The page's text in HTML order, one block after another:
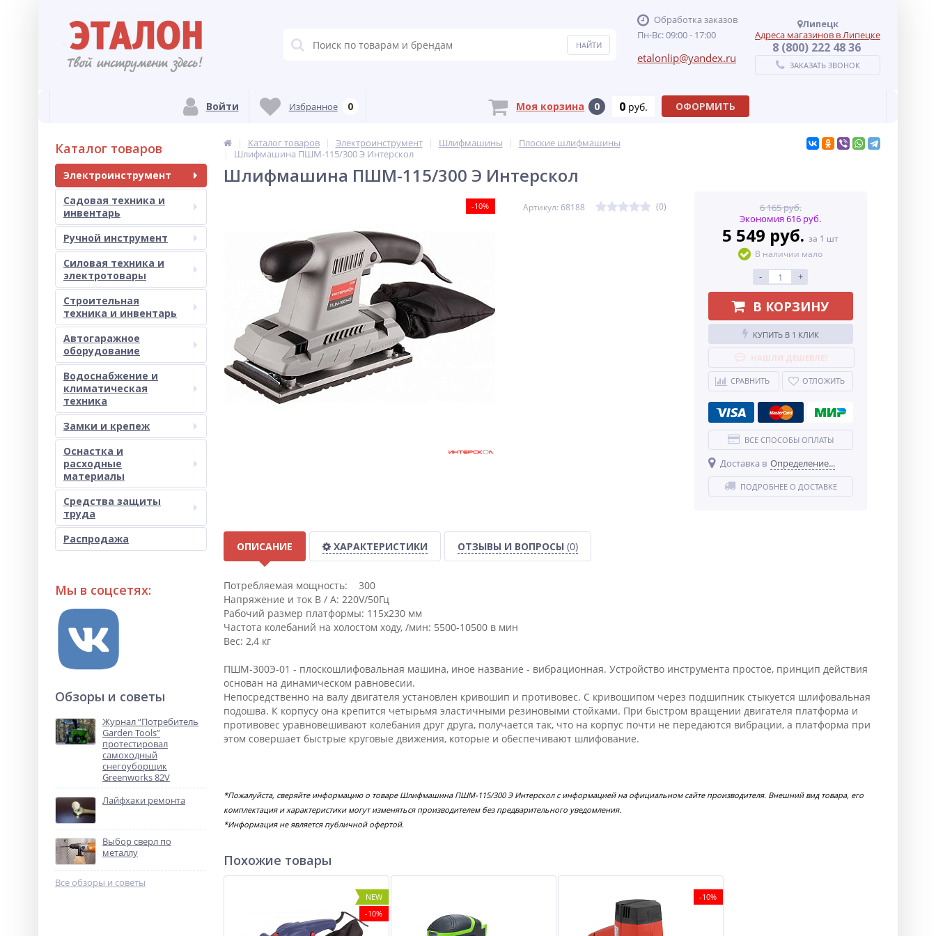
Обработка заказов
Пн-Вс: 09:00 - 17:00
etalonlip@yandex.ru
Липецк
Адреса магазинов в Липецке
8 (800) 222 48 36
ЗАКАЗАТЬ ЗВОНОК
Войти Избранное 0 Моя корзина 0 0 руб. ОФОРМИТЬ
Каталог товаров
Электроинструмент
Садовая техника и
инвентарь
Ручной инструмент
Силовая техника и
электротовары
Строительная
техника и инвентарь
Автогаражное
оборудование
Водоснабжение и
климатическая
техника
Замки и крепеж
Оснастка и
расходные
материалы
Средства защиты
труда
Распродажа
Мы в соцсетях:
Обзоры и советы
Журнал “Потребитель
Garden Tools”
протестировал
самоходный
снегоуборщик
Greenworks 82V
Лайфхаки ремонта
Выбор сверл по
металлу
Все обзоры и советы
Каталог товаров Электроинструмент Шлифмашины
Плоские шлифмашины
Шлифмашина ПШМ-115/300 Э Интерскол
Шлифмашина ПШМ-115/300 Э Интерскол
-10% Артикул: 68188 (0)
6 165 руб.
Экономия 616 руб.
5 549 руб.за 1 шт
В наличии мало
- +
В КОРЗИНУ
КУПИТЬ В 1 КЛИК
НАШЛИ ДЕШЕВЛЕ?
СРАВНИТЬ ОТЛОЖИТЬ
ВСЕ СПОСОБЫ ОПЛАТЫ
Доставка в Определение...
ПОДРОБНЕЕ О ДОСТАВКЕ
ОПИСАНИЕ ХАРАКТЕРИСТИКИ ОТЗЫВЫ И ВОПРОСЫ (0)
Потребляемая мощность: 300
Напряжение и ток В / А: 220V/50Гц
Рабочий размер платформы: 115х230 мм
Частота колебаний на холостом ходу, /мин: 5500-10500 в мин
Вес: 2,4 кг
ПШМ-300Э-01 - плоскошлифовальная машина, иное название - вибрационная. Устройство инструмента простое, принцип действия
основан на динамическом равновесии.
Непосредственно на валу двигателя установлен кривошип и противовес. С кривошипом через подшипник стыкуется шлифовальная
подошва. К корпусу она крепится четырьмя эластичными резиновыми стойками. При быстром вращении двигателя платформа и
противовес уравновешивают колебания друг друга, получается так, что на корпус почти не передаются вибрации, а платформа при
этом совершает быстрые круговые движения, которые и обеспечивают шлифование.
*Пожалуйста, сверяйте информацию о товаре Шлифмашина ПШМ-115/300 Э Интерскол с информацией на официальном сайте производителя. Внешний вид товара, его
комплектация и характеристики могут изменяться производителем без предварительного уведомления.
*Информация не является публичной офертой.
Похожие товары
NEW
-10%
-10%